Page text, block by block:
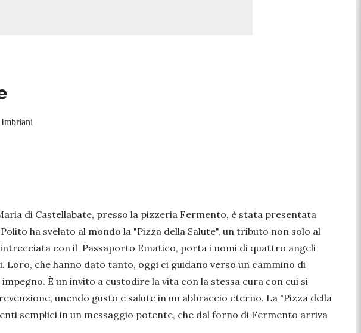
di Castellabate, presso la pizzeria Fermento, è stata presentata
ha svelato al mondo la "Pizza della Salute", un tributo non solo al
intrecciata con il Passaporto Ematico, porta i nomi di quattro angeli
che hanno dato tanto, oggi ci guidano verso un cammino di
È un invito a custodire la vita con la stessa cura con cui si
unendo gusto e salute in un abbraccio eterno. La "Pizza della
semplici in un messaggio potente, che dal forno di Fermento arriva